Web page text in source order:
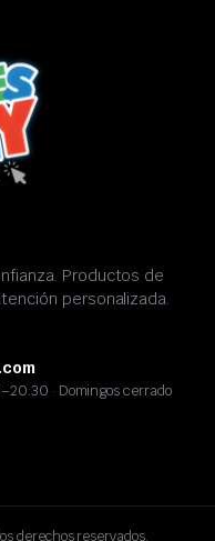
Productos de
personalizada.
· Domingos cerrado
derechos reservados.